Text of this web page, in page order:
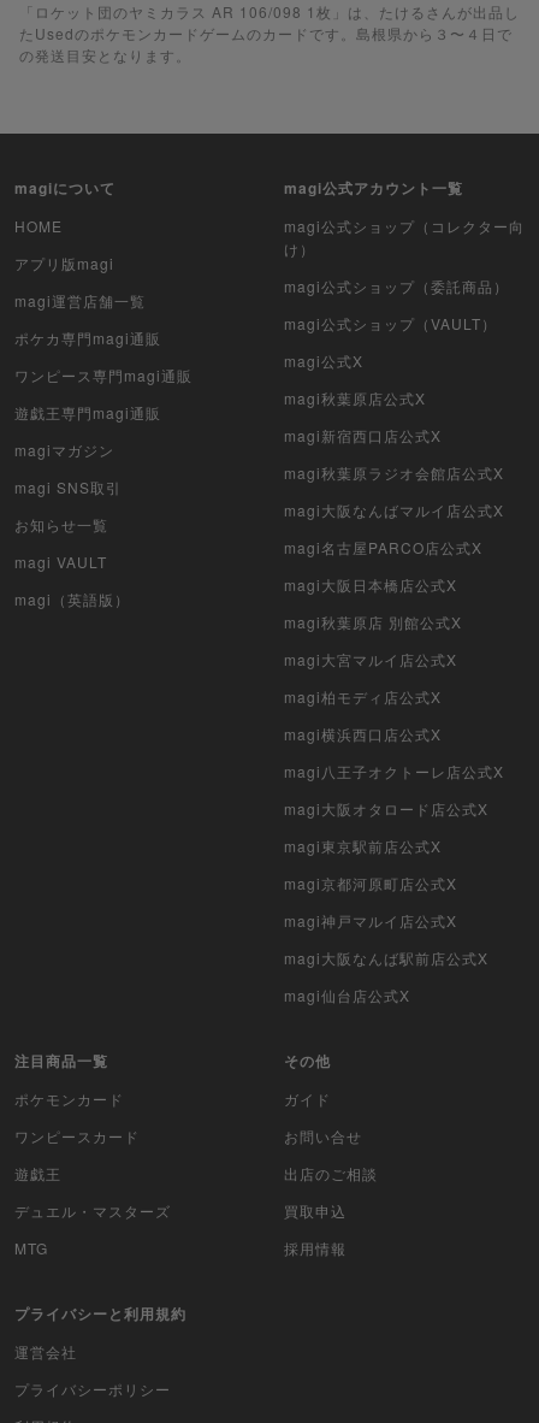
ポケカ（未開封BOX）
遊戯王（未開封BOX）
デュエル・マスターズ
マジック：ザ・ギャザリング
ヴァイスシュヴァルツ
クリプトスペルズ
マイクリプトヒーローズ
遊戯王初期
旧枠デュエマ
カードファイト!! ヴァンガード
ムシキング
ドラゴンボールヒーローズ
バディファイト
アイカツ
アクエリアンエイジ
「ロケット団のヤミカラス AR 106/098 1枚」は、たけるさんが出品し
たUsedのポケモンカードゲームのカードです。島根県から３〜４日で
の発送目安となります。
magiについて
HOME
アプリ版magi
magi運営店舗一覧
ポケカ専門magi通販
ワンピース専門magi通販
遊戯王専門magi通販
magiマガジン
magi SNS取引
お知らせ一覧
magi VAULT
magi（英語版）
magi公式アカウント一覧
magi公式ショップ（コレクター向
け）
magi公式ショップ（委託商品）
magi公式ショップ（VAULT）
magi公式X
magi秋葉原店公式X
magi新宿西口店公式X
magi秋葉原ラジオ会館店公式X
magi大阪なんばマルイ店公式X
magi名古屋PARCO店公式X
magi大阪日本橋店公式X
magi秋葉原店 別館公式X
magi大宮マルイ店公式X
magi柏モディ店公式X
magi横浜西口店公式X
magi八王子オクトーレ店公式X
magi大阪オタロード店公式X
magi東京駅前店公式X
magi京都河原町店公式X
magi神戸マルイ店公式X
magi大阪なんば駅前店公式X
magi仙台店公式X
注目商品一覧
ポケモンカード
ワンピースカード
遊戯王
デュエル・マスターズ
MTG
その他
ガイド
お問い合せ
出店のご相談
買取申込
採用情報
プライバシーと利用規約
運営会社
プライバシーポリシー